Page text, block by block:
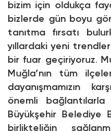
bizim için oldukça
bizlerde gün boyu
tanıtma fırsatı
yıllardaki yeni
bir fuar geçiriyoruz.
Muğla’nın tüm
dayanışmamızın
önemli bağlantılarla
Büyükşehir Belediye
birlikteliğin